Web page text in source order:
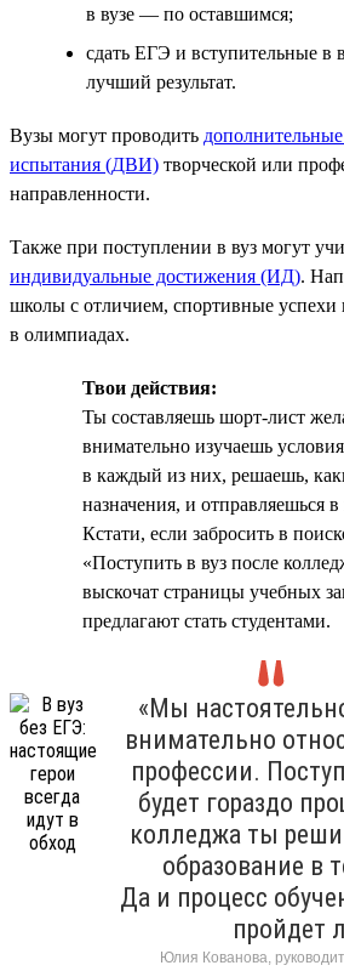
в вузе — по оставшимся;
сдать ЕГЭ и вступительные в
лучший результат.
Вузы могут проводить
испытания (ДВИ) творческой или
направленности.
Также при поступлении в вуз могут
индивидуальные достижения (ИД).
школы с отличием, спортивные успехи
в олимпиадах.
Твои действия:
Ты составляешь шорт-лист
внимательно изучаешь
в каждый из них, решаешь,
назначения, и отправляешься
Кстати, если забросить в
«Поступить в вуз после
выскочат страницы учебных
предлагают стать студентами.
«Мы
внимательно
профессии.
будет гораздо
колледжа ты
образование в
Да и процесс
пройдет
Юлия Кованова,